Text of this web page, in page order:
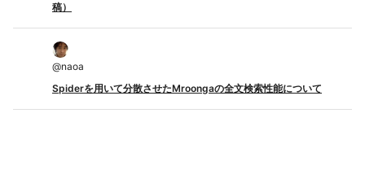
稿）
@naoa
Spiderを用いて分散させたMroongaの全文検索性能について